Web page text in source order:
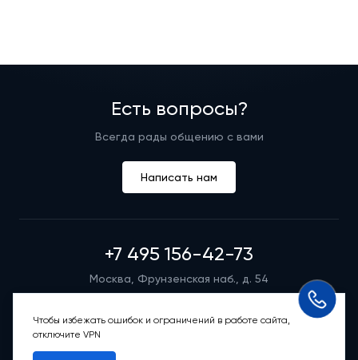
Есть вопросы?
Всегда рады общению с вами
Написать нам
+7 495 156-42-73
Москва, Фрунзенская наб., д. 54
Пн-вс: 9:00 – 21:00
Чтобы избежать ошибок и ограничений в работе сайта,
отключите VPN